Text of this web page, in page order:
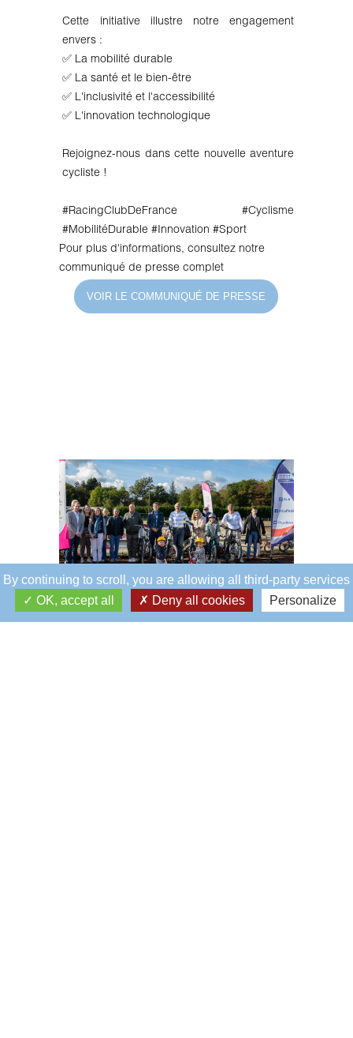
Cette initiative illustre notre engagement
envers :
✅ La mobilité durable
✅ La santé et le bien-être
✅ L'inclusivité et l'accessibilité
✅ L'innovation technologique
Rejoignez-nous dans cette nouvelle aventure
cycliste !
#RacingClubDeFrance #Cyclisme
#MobilitéDurable #Innovation #Sport
Pour plus d'informations, consultez notre
communiqué de presse complet
VOIR LE COMMUNIQUÉ DE PRESSE
By continuing to scroll, you are allowing all third-party services
OK, accept all
Deny all cookies Personalize